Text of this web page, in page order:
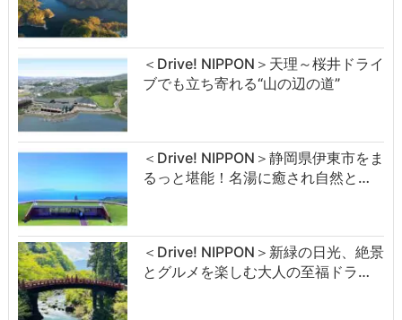
＜Drive! NIPPON＞天理～桜井ドライ
ブでも立ち寄れる“山の辺の道”
＜Drive! NIPPON＞静岡県伊東市をま
るっと堪能！名湯に癒され自然と…
＜Drive! NIPPON＞新緑の日光、絶景
とグルメを楽しむ大人の至福ドラ…